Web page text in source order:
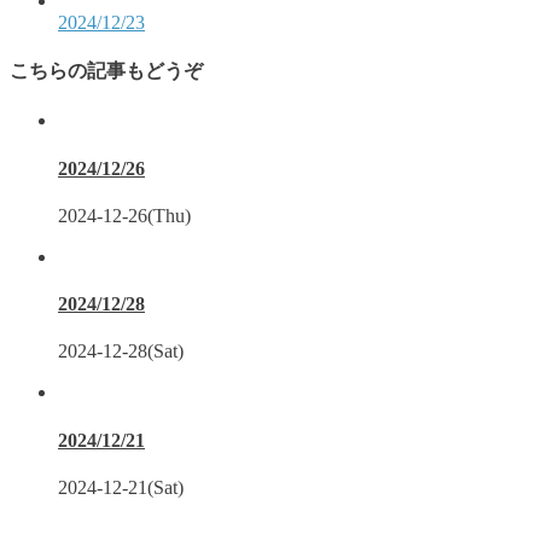
2024/12/23
こちらの記事もどうぞ
2024/12/26
2024-12-26(Thu)
2024/12/28
2024-12-28(Sat)
2024/12/21
2024-12-21(Sat)